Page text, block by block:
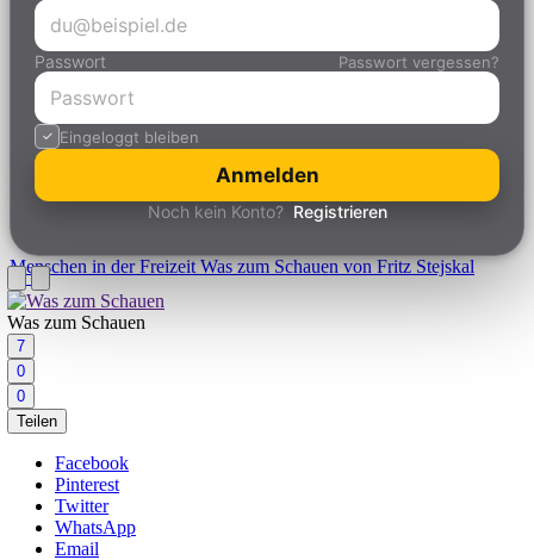
Passwort Passwort vergessen?
Eingeloggt bleiben
Anmelden
Noch kein Konto? Registrieren
Menschen in der FreizeitWas zum Schauen von Fritz Stejskal
Was zum Schauen
7
0
0
Teilen
Facebook
Pinterest
Twitter
WhatsApp
Email